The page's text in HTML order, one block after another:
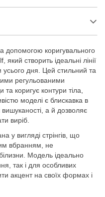
допомогою коригувального
створить ідеальні лінії
дня. Цей стильний та
регульованими
коригує контури тіла,
моделі є блискавка в
вишуканості, а й дозволяє
виріб.
у вигляді стрінгів, що
вбранням, не
Модель ідеально
так і для особливих
акцент на своїх формах і